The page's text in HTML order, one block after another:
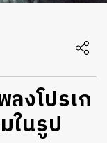
งโปรเก
ในรูป